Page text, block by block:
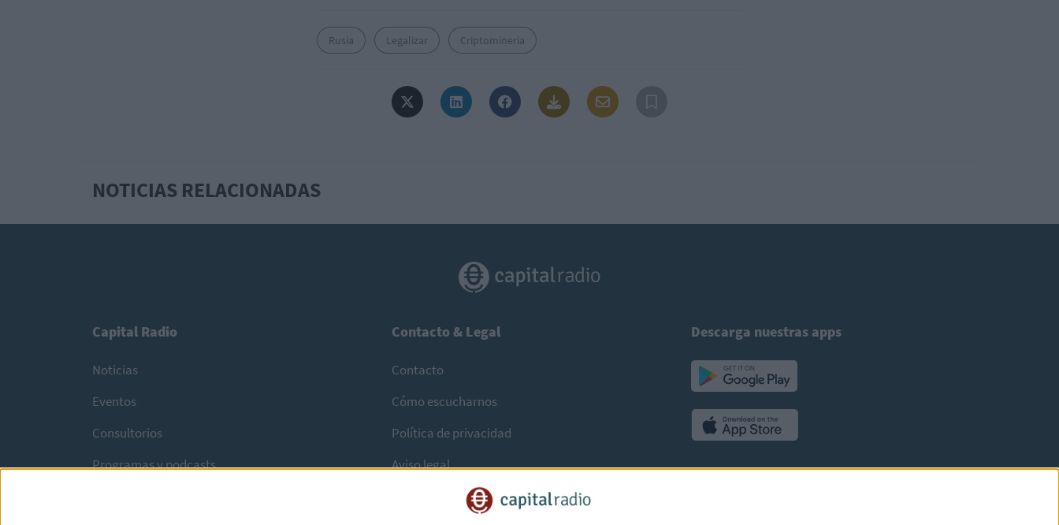
Rusia Legalizar Criptomineria
NOTICIAS RELACIONADAS
Capital Radio
Noticias
Eventos
Consultorios
Programas y podcasts
Contacto & Legal
Contacto
Cómo escucharnos
Política de privacidad
Aviso legal
Descarga nuestras apps